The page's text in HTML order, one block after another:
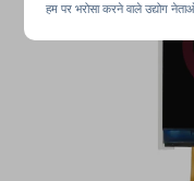
हम पर भरोसा करने वाले उद्योग